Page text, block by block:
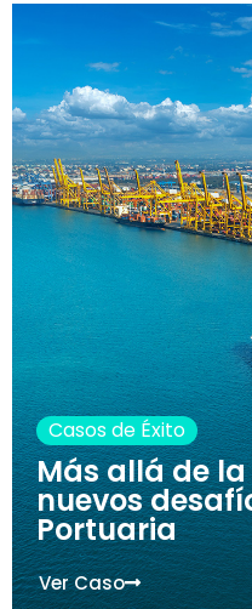
Casos de Éxito
Más allá de
nuevos
Portuaria
Ver Caso